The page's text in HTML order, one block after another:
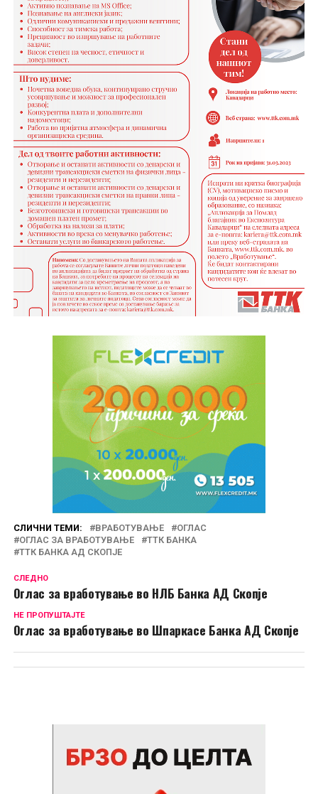
СЛИЧНИ ТЕМИ: ВРАБОТУВАЊЕ
ОГЛАС
ОГЛАС ЗА ВРАБОТУВАЊЕ
ТТК БАНКА
ТТК БАНКА АД СКОПЈЕ
СЛЕДНО
Оглас за вработување во НЛБ Банка АД Скопје
НЕ ПРОПУШТАЈТЕ
Оглас за вработување во Шпаркасе Банка АД Скопје